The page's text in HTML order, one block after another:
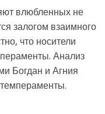
влюбленных не
залогом взаимного
что носители
Анализ
Богдан и Агния